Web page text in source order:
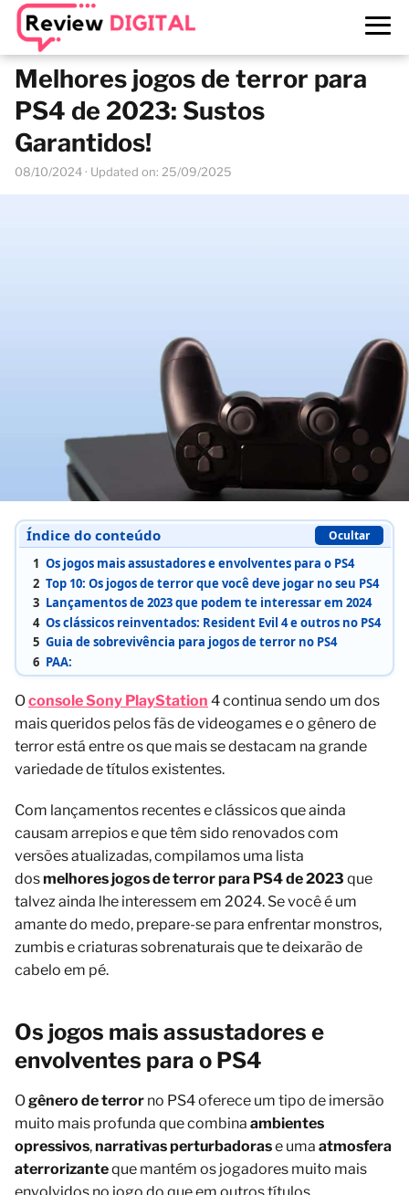
Melhores jogos de terror para
PS4 de 2023: Sustos
Garantidos!
08/10/2024· Updated on: 25/09/2025
Índice do conteúdo Ocultar
1 Os jogos mais assustadores e envolventes para o PS4
2 Top 10: Os jogos de terror que você deve jogar no seu PS4
3 Lançamentos de 2023 que podem te interessar em 2024
4 Os clássicos reinventados: Resident Evil 4 e outros no PS4
5 Guia de sobrevivência para jogos de terror no PS4
6 PAA:
Oconsole Sony PlayStation 4 continua sendo um dos
mais queridos pelos fãs de videogames e o gênero de
terror está entre os que mais se destacam na grande
variedade de títulos existentes.
Com lançamentos recentes e clássicos que ainda
causam arrepios e que têm sido renovados com
versões atualizadas, compilamos uma lista
dosmelhores jogos de terror para PS4 de 2023 que
talvez ainda lhe interessem em 2024. Se você é um
amante do medo, prepare-se para enfrentar monstros,
zumbis e criaturas sobrenaturais que te deixarão de
cabelo em pé.
Os jogos mais assustadores e
envolventes para o PS4
Ogênero de terror no PS4 oferece um tipo de imersão
muito mais profunda que combina ambientes
opressivos,narrativas perturbadorase uma atmosfera
aterrorizanteque mantém os jogadores muito mais